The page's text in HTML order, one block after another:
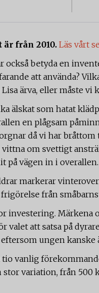
är från 2010.Läs vårt
också betyda en
att använda?
ärva, eller måste vi
älskat som hatat
en plågsam
då vi har bråttom
om svettigt
på vägen in i overallen.
markerar
från
investering. Märkena
valet att satsa på
ungen kanske
vanlig
stor variation, från 500